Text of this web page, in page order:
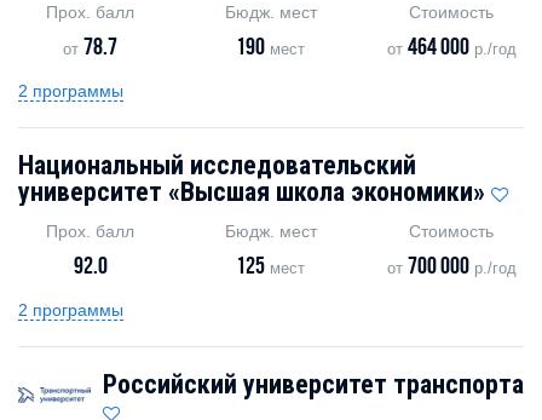
Прох. балл
от 78.7
Бюдж. мест
190 мест
Стоимость
от 464 000р./год
2 программы
Национальный исследовательский
университет «Высшая школа экономики»
Прох. балл
92.0
Бюдж. мест
125 мест
Стоимость
от 700 000р./год
2 программы
Российский университет транспорта